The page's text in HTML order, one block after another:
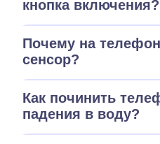
кнопка включения?
Почему на
сенсор?
Как починить
падения в воду?